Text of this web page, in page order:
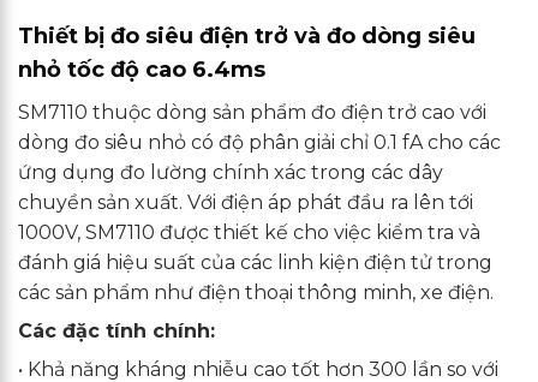
Thiết bị đo siêu điện trở và đo dòng siêu
nhỏ tốc độ cao 6.4ms
SM7110 thuộc dòng sản phẩm đo điện trở cao với
dòng đo siêu nhỏ có độ phân giải chỉ 0.1 fA cho các
ứng dụng đo lường chính xác trong các dây
chuyền sản xuất. Với điện áp phát đầu ra lên tới
1000V, SM7110 được thiết kế cho việc kiểm tra và
đánh giá hiệu suất của các linh kiện điện tử trong
các sản phẩm như điện thoại thông minh, xe điện.
Các đặc tính chính:
• Khả năng kháng nhiễu cao tốt hơn 300 lần so với